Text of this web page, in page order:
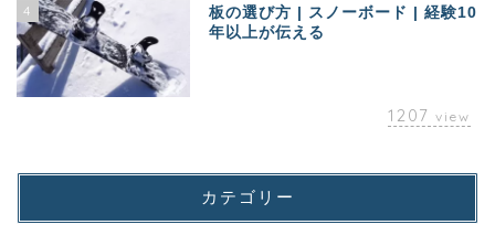
4
板の選び方 | スノーボード | 経験10
年以上が伝える
1207 view
カテゴリー